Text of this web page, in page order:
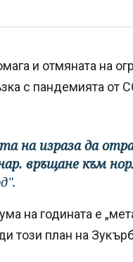
и отмяната на
с пандемията от
на израза да
връщане към
на годината е
този план на